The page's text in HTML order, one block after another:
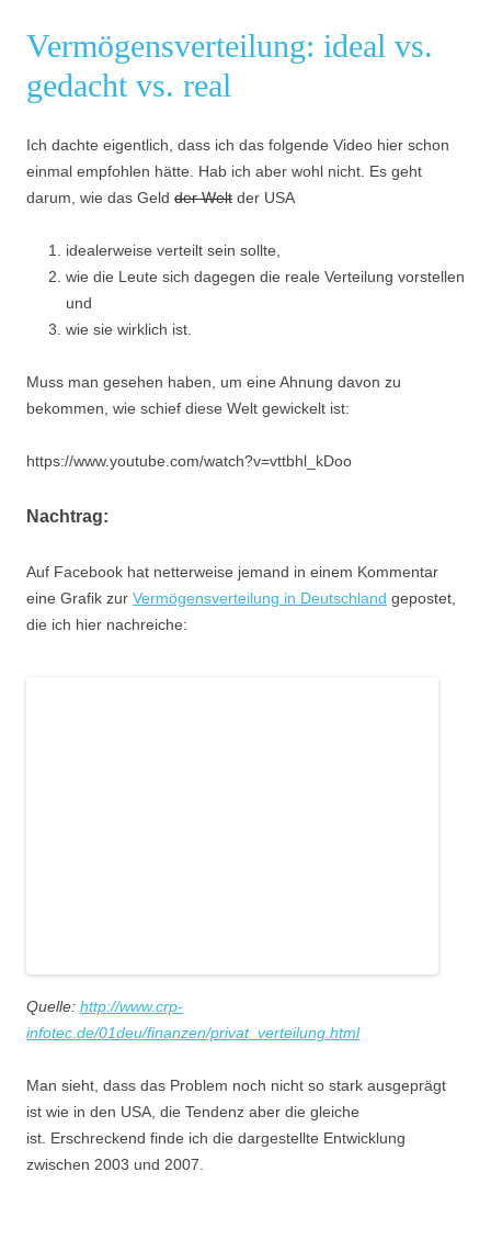
Vermögensverteilung: ideal vs.
gedacht vs. real
Ich dachte eigentlich, dass ich das folgende Video hier schon
einmal empfohlen hätte. Hab ich aber wohl nicht. Es geht
darum, wie das Geld der Welt der USA
idealerweise verteilt sein sollte,
wie die Leute sich dagegen die reale Verteilung vorstellen
und
wie sie wirklich ist.
Muss man gesehen haben, um eine Ahnung davon zu
bekommen, wie schief diese Welt gewickelt ist:
https://www.youtube.com/watch?v=vttbhl_kDoo
Nachtrag:
Auf Facebook hat netterweise jemand in einem Kommentar
eine Grafik zur Vermögensverteilung in Deutschland gepostet,
die ich hier nachreiche:
Quelle: http://www.crp-
infotec.de/01deu/finanzen/privat_verteilung.html
Man sieht, dass das Problem noch nicht so stark ausgeprägt
ist wie in den USA, die Tendenz aber die gleiche
ist. Erschreckend finde ich die dargestellte Entwicklung
zwischen 2003 und 2007.